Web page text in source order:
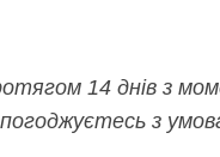
14 днів з
з